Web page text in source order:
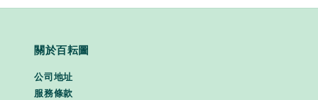
關於百耘圖
公司地址
服務條款